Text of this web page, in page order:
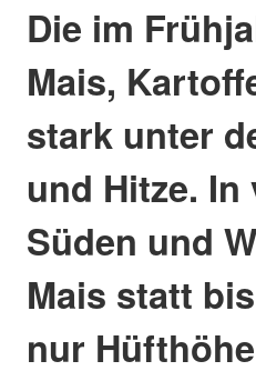
Die im
Mais,
stark unter
und Hitze.
Süden und
Mais statt
nur